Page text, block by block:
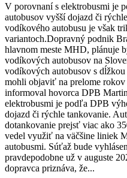
V porovnaní s elektrobusmi je
autobusov vyšší dojazd či
vodíkového autobusu je však
variantoch.Dopravný podnik
hlavnom meste MHD, plánuje
vodíkových autobusov na
vodíkových autobusov s
mohli objaviť na prelome
informoval hovorca DPB
elektrobusmi je podľa DPB
dojazd či rýchle tankovanie.
dotankovanie prejsť viac ako
vedel využiť na väčšine liniek
autobusmi. Súťaž bude
pravdepodobne už v auguste
dopravca priznáva, že...